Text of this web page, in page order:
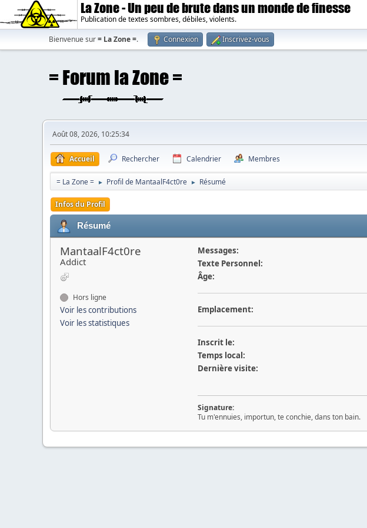
La Zone - Un peu de brute dans un monde de finesse
Publication de textes sombres, débiles, violents.
Bienvenue sur= La Zone =. Connexion Inscrivez-vous
Août 08, 2026, 10:25:34
Accueil Rechercher Calendrier Membres
= La Zone = ► Profil de MantaalF4ct0re ► Résumé
Infos du Profil
Résumé
MantaalF4ct0re
Addict
Hors ligne
Voir les contributions
Voir les statistiques
Messages:
Texte Personnel:
Âge:
Emplacement:
Inscrit le:
Temps local:
Dernière visite:
Signature:
Tu m'ennuies, importun, te conchie, dans ton bain.